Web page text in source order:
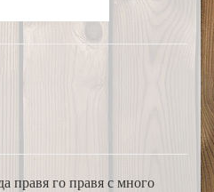
правя го правя с много